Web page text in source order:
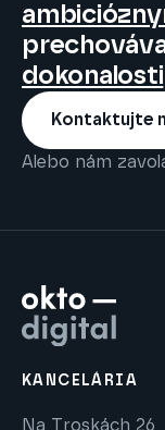
dokonalosti
Kontaktujte
Alebo nám
KANCELÁRIA
Na Troskách 26